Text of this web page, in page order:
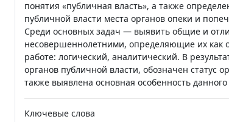
понятия «публичная власть», а также
публичной власти места органов опеки и
Среди основных задач — выявить общие и
несовершеннолетними, определяющие их как
работе: логический, аналитический. В
органов публичной власти, обозначен статус
также выявлена основная особенность данного
Ключевые слова